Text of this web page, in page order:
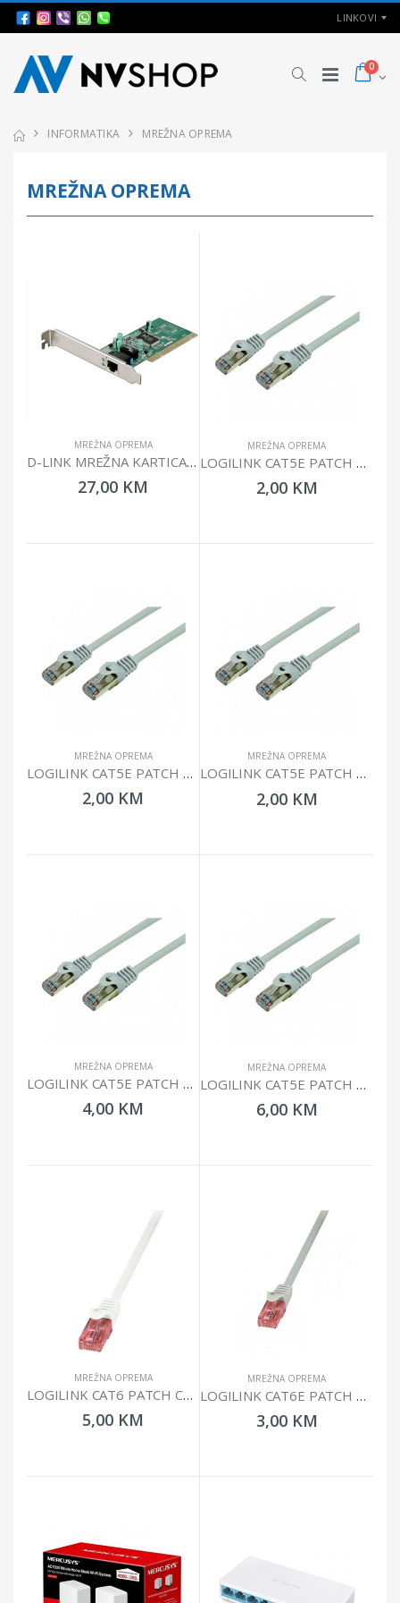
LINKOVI
0
INFORMATIKA MREŽNA OPREMA
MREŽNA OPREMA
MREŽNA OPREMA
D-LINK MREŽNA KARTICA PCI GIGABITNA DGE-528T
27,00 KM
MREŽNA OPREMA
LOGILINK CAT5E PATCH CABLE UTP 0.25M CP1012U
2,00 KM
MREŽNA OPREMA
LOGILINK CAT5E PATCH CABLE UTP 0.5 CP1022U
2,00 KM
MREŽNA OPREMA
LOGILINK CAT5E PATCH CABLE UTP 1M CP1032U
2,00 KM
MREŽNA OPREMA
LOGILINK CAT5E PATCH CABLE UTP 2M CP1052U
4,00 KM
MREŽNA OPREMA
LOGILINK CAT5E PATCH CABLE UTP 3M CP1062U
6,00 KM
MREŽNA OPREMA
LOGILINK CAT6 PATCH CABLE UTP 1M PRIMELINE CQ2031U
5,00 KM
MREŽNA OPREMA
LOGILINK CAT6E PATCH CABLE UTP 0.5M PRIMELINE CQ2022U
3,00 KM